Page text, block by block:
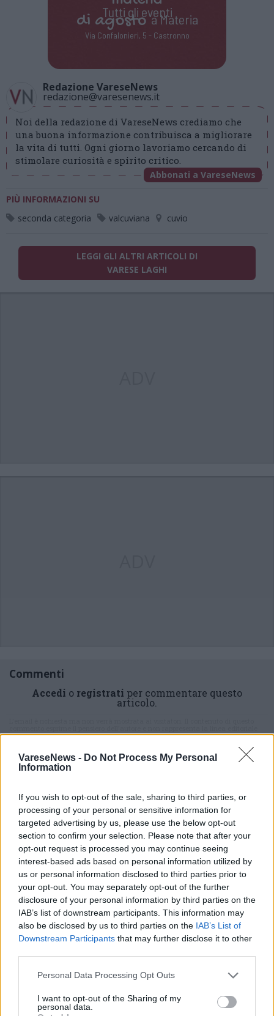
VareseNews - Do Not Process My Personal
Information
If you wish to opt-out of the sale, sharing to third parties, or
processing of your personal or sensitive information for
targeted advertising by us, please use the below opt-out
section to confirm your selection. Please note that after your
opt-out request is processed you may continue seeing
interest-based ads based on personal information utilized by
us or personal information disclosed to third parties prior to
your opt-out. You may separately opt-out of the further
disclosure of your personal information by third parties on the
IAB’s list of downstream participants. This information may
also be disclosed by us to third parties on the IAB’s List of
Downstream Participants that may further disclose it to other
Personal Data Processing Opt Outs
I want to opt-out of the Sharing of my
personal data.
Tutti gli eventi
di agostoa Materia
Via Confalonieri, 5 - Castronno
Redazione VareseNews
redazione@varesenews.it
Noi della redazione di VareseNews crediamo che
una buona informazione contribuisca a migliorare
la vita di tutti. Ogni giorno lavoriamo cercando di
stimolare curiosità e spirito critico.
Abbonati a VareseNews
PIÙ INFORMAZIONI SU
seconda categoria
valcuviana cuvio
LEGGI GLI ALTRI ARTICOLI DI
VARESE LAGHI
Commenti
Accedi o registrati per commentare questo
articolo.
di VareseNews.it, che rimane autonoma e indipendente. I messaggi inclusi nei
possono essere automaticamente pubblicati senza filtro preventivo. I commenti
che includano uno o più link a siti esterni verranno rimossi in automatico dal
sistema.
ADV
ALTRE NOTIZIE DI CUVIO